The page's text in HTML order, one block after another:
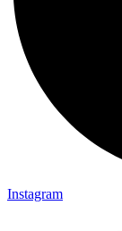
Instagram